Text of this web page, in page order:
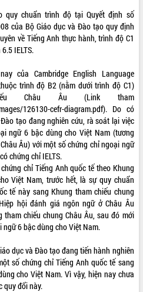
quy chuẩn trình độ tại Quyết định số
của Bộ Giáo dục và Đào tạo quy định
về Tiếng Anh thực hành, trình độ C1
IELTS.
của Cambridge English Language
trình độ B2 (nằm dưới trình độ C1)
Châu Âu (Link tham
126130-cefr-diagram.pdf). Do có
tạo đang nghiên cứu, rà soát lại việc
ngữ 6 bậc dùng cho Việt Nam (tương
Âu) với một số chứng chỉ ngoại ngữ
chứng chỉ IELTS.
chỉ Tiếng Anh quốc tế theo Khung
Việt Nam, trước hết, là sự quy chuẩn
tế này sang Khung tham chiếu chung
hội đánh giá ngôn ngữ ở Châu Âu
tham chiếu chung Châu Âu, sau đó mới
6 bậc dùng cho Việt Nam.
dục và Đào tạo đang tiến hành nghiên
số chứng chỉ Tiếng Anh quốc tế sang
cho Việt Nam. Vì vậy, hiện nay chưa
quy đổi này.